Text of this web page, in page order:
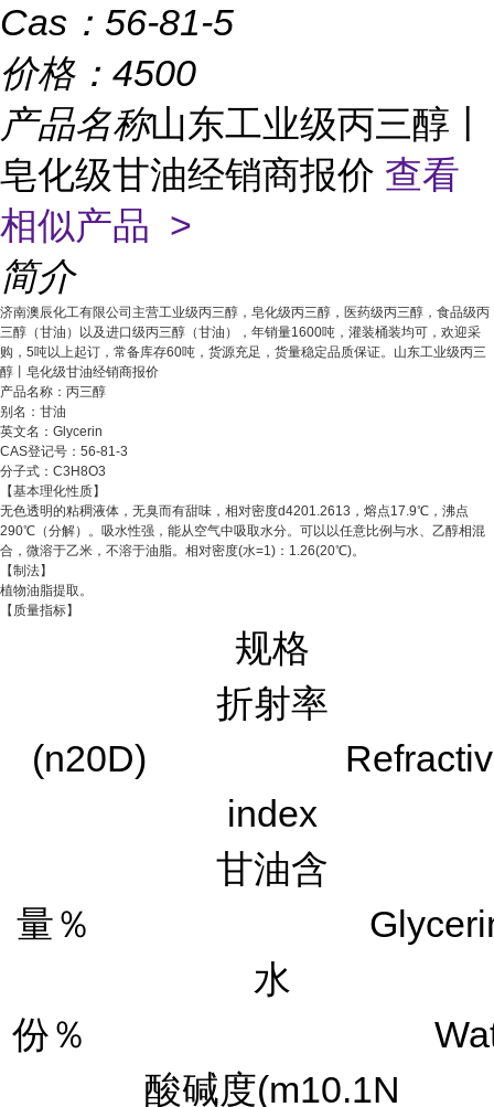
Cas： 56-81-5
价格： 4500
产品名称山东工业级丙三醇丨
皂化级甘油经销商报价 查看
相似产品 >
简介
济南澳辰化工有限公司主营工业级丙三醇，皂化级丙三醇，医药级丙三醇，食品级丙
三醇（甘油）以及进口级丙三醇（甘油），年销量1600吨，灌装桶装均可，欢迎采
购，5吨以上起订，常备库存60吨，货源充足，货量稳定品质保证。山东工业级丙三
醇丨皂化级甘油经销商报价
产品名称：丙三醇
别名：甘油
英文名：Glycerin
CAS登记号：56-81-3
分子式：C3H8O3
【基本理化性质】
无色透明的粘稠液体，无臭而有甜味，相对密度d4201.2613，熔点17.9℃，沸点
290℃（分解）。吸水性强，能从空气中吸取水分。可以以任意比例与水、乙醇相混
合，微溶于乙米，不溶于油脂。相对密度(水=1)：1.26(20℃)。
【制法】
植物油脂提取。
【质量指标】
规格
折射率
(n20D)
index
甘油含
量％
水
份％
酸碱度(m10.1N